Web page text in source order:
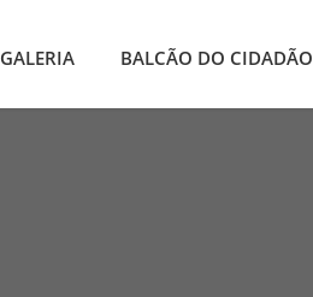
GALERIA BALCÃO DO CIDADÃO